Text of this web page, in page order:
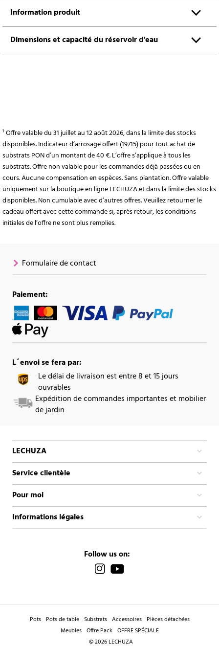
Information produit
Dimensions et capacité du réservoir d'eau
¹ Offre valable du 31 juillet au 12 août 2026, dans la limite des stocks
disponibles. Indicateur d’arrosage offert (19715) pour tout achat de
substrats PON d’un montant de 40 €. L’offre s’applique à tous les
substrats. Offre non valable pour les commandes déjà passées ou en
cours. Aucune compensation en espèces. Sans plantation. Offre valable
uniquement sur la boutique en ligne LECHUZA et dans la limite des stocks
disponibles. Non cumulable avec d’autres offres. Veuillez retourner le
cadeau offert avec cette commande si, après retour, les conditions
initiales de l’offre ne sont plus remplies.
Formulaire de contact
Paiement:
L´envoi se fera par:
Le délai de livraison est entre 8 et 15 jours
ouvrables
Expédition de commandes importantes et mobilier
de jardin
LECHUZA
Service clientèle
Pour moi
Informations légales
Follow us on:
Pots Pots de table Substrats Accessoires Pièces détachées
Meubles Offre Pack OFFRE SPÉCIALE
© 2026 LECHUZA